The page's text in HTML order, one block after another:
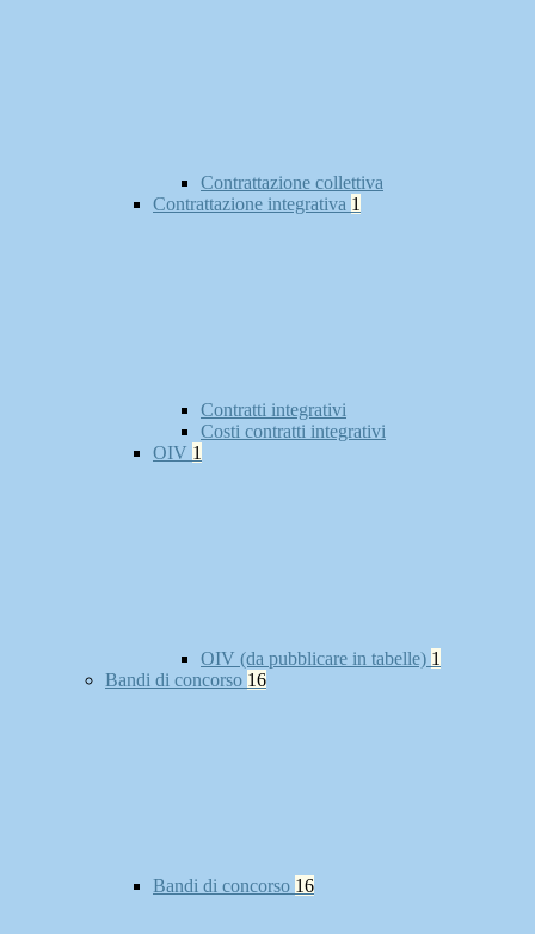
Contrattazione collettiva
Contrattazione integrativa 1
Contratti integrativi
Costi contratti integrativi
OIV 1
OIV (da pubblicare in tabelle) 1
Bandi di concorso 16
Bandi di concorso 16